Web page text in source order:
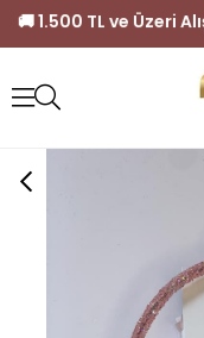
🚚 1.500 TL